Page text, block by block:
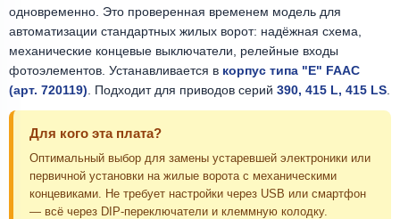
одновременно. Это проверенная временем модель для
автоматизации стандартных жилых ворот: надёжная схема,
механические концевые выключатели, релейные входы
фотоэлементов. Устанавливается в корпус типа "Е" FAAC
(арт. 720119) . Подходит для приводов серий 390, 415 L, 415 LS
Для кого эта плата?
Оптимальный выбор для замены устаревшей электроники или
первичной установки на жилые ворота с механическими
концевиками. Не требует настройки через USB или смартфон
— всё через DIP-переключатели и клеммную колодку.